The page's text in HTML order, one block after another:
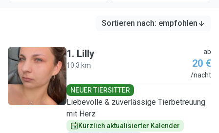
Sortieren nach: empfohlen
L
1. Lilly
10.3 km
ab
20 €
/nacht
NEUER TIERSITTER
Liebevolle & zuverlässige Tierbetreuung
mit Herz
Kürzlich aktualisierter Kalender